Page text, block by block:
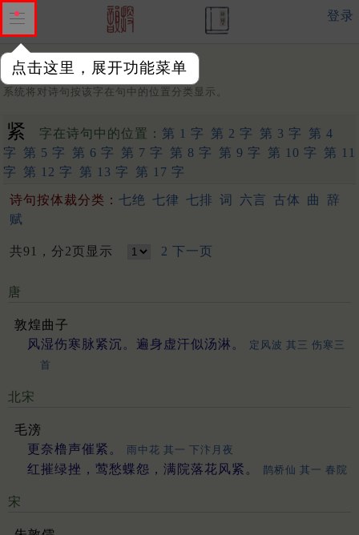
点击这里，展开功能菜单
登录
字：
系统将对诗句按该字在句中的位置分类显示。
紧 字在诗句中的位置： 第 1 字 第 2 字 第 3 字
第 4
字
第 5 字 第 6 字 第 7 字 第 8 字 第 9 字 第 10 字
第 11
字
第 12 字 第 13 字 第 17 字
诗句按体裁分类： 七绝 七律 七排 词 六言 古体 曲
辞
赋
共91，分2页显示 2 下一页
唐
敦煌曲子
风湿伤寒脉紧沉。遍身虚汗似汤淋。
定风波 其三 伤寒三
首
北宋
毛滂
更奈橹声催紧。
雨中花 其一 下汴月夜
红摧绿挫，莺愁蝶怨，满院落花风紧。 鹊桥仙 其一 春院
宋